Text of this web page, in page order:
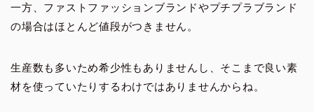
一方、ファストファッションブランドやプチプラブランド
の場合はほとんど値段がつきません。
生産数も多いため希少性もありませんし、そこまで良い素
材を使っていたりするわけではありませんからね。